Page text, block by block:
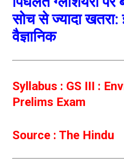
सोच से ज्यादा
वैज्ञानिक
Syllabus : GS III :
Prelims Exam
Source : The Hindu